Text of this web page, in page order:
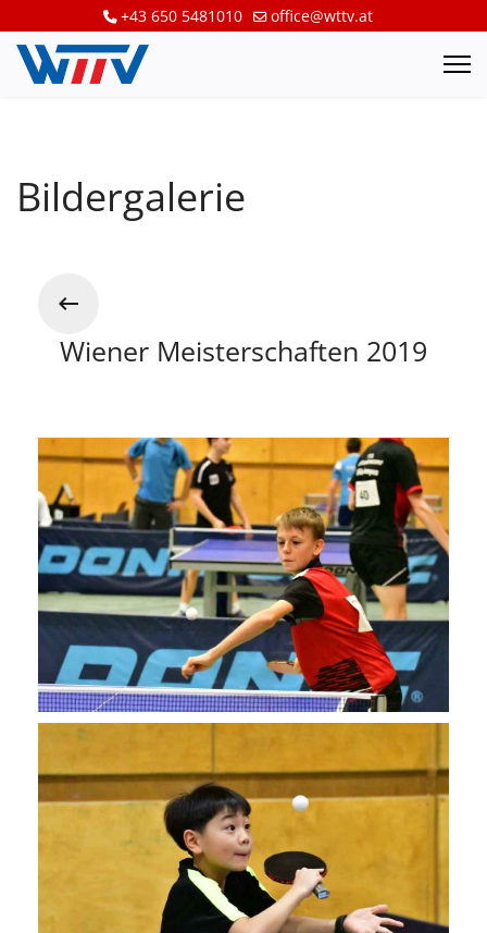
+43 650 5481010 office@wttv.at
Bildergalerie
Wiener Meisterschaften 2019